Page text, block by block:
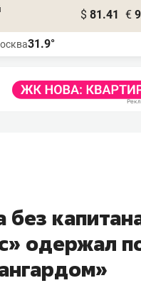
$ 81.41 €
31.9°
без
одержал